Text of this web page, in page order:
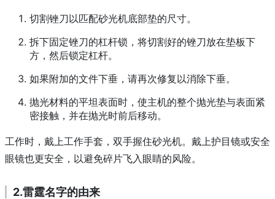
切割锉刀以匹配砂光机底部垫的尺寸。
拆下固定锉刀的杠杆锁，将切割好的锉刀放在垫板下
方，然后锁定杠杆。
如果附加的文件下垂，请再次修复以消除下垂。
抛光材料的平坦表面时，使主机的整个抛光垫与表面紧
密接触，并在抛光时前后移动。
工作时，戴上工作手套，双手握住砂光机。 戴上护目镜或安全
眼镜也更安全，以避免碎片飞入眼睛的风险。
2.雷霆名字的由来